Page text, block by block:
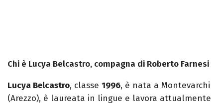
Chi è Lucya Belcastro, compagna di Roberto Farnesi
Lucya Belcastro, classe 1996, è nata a Montevarchi
(Arezzo), è laureata in lingue e lavora attualmente